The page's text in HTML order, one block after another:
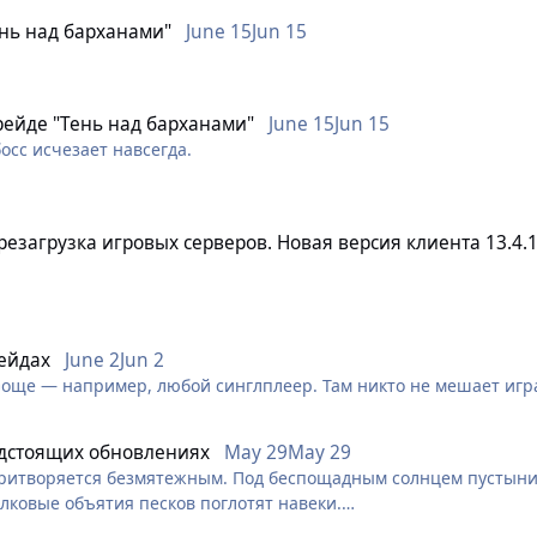
маг"
маг"
над барханами" June 15Jun 15
"Тень над барханами" June 15Jun 15
исчезает навсегда.
босс не появился.
он агрится на игрока и начинает идти за ним, если тот
игровых серверов. Новая версия клиента
“Сокровища Архипелага”
не наследовали от персонажа эффекты от
June 2Jun 2
— например, любой синглплеер. Там никто не мешает
обновлениях May 29May 29
безмятежным. Под беспощадным солнцем
объятия песков поглотят навеки.